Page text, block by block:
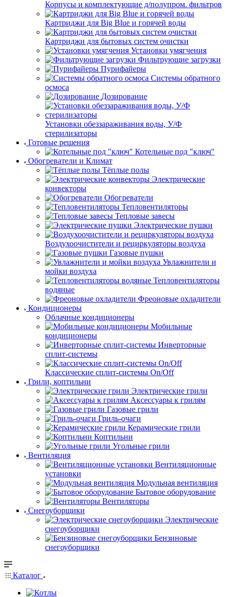
Корпусы и комплектующие д/полупром. фильтров
Картриджи для Big Blue и горячей воды
Картриджи для бытовых систем очистки
Установки умягчения
Фильтрующие загрузки
Пурифайеры
Системы обратного
осмоса
Дозирование
Установки обеззараживания воды, У/Ф
стерилизаторы
Готовые решения
Котельные под "ключ"
Обогреватели и Климат
Тёплые полы
Электрические
конвекторы
Обогреватели
Тепловентиляторы
Тепловые завесы
Электрические пушки
Воздухоочистители и рециркуляторы воздуха
Газовые пушки
Увлажнители и
мойки воздуха
Тепловентиляторы
водяные
Фреоновые охладители
Кондиционеры
Облачные кондиционеры
Мобильные
кондиционеры
Инверторные
сплит-системы
Классические сплит-системы On/Off
Грили, коптильни
Электрические грили
Аксессуары к грилям
Газовые грили
Гриль-очаги
Керамические грили
Коптильни
Угольные грили
Вентиляция
Вентиляционные
установки
Модульная вентиляция
Бытовое оборудование
Вентиляторы
Снегоуборщики
Электрические
снегоуборщики
Бензиновые
снегоуборщики
Каталог